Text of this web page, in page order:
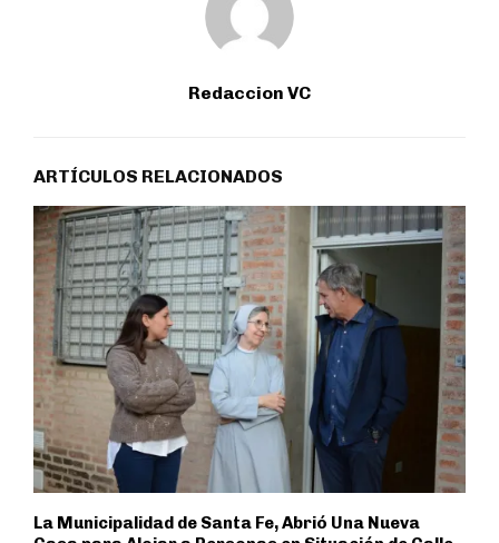
Redaccion VC
ARTÍCULOS RELACIONADOS
La Municipalidad de Santa Fe, Abrió Una Nueva